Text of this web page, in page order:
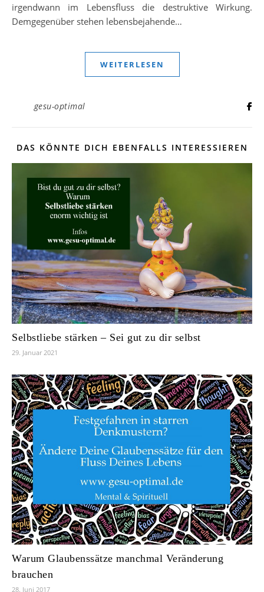
irgendwann im Lebensfluss die destruktive Wirkung.
Demgegenüber stehen lebensbejahende…
WEITERLESEN
gesu-optimal
DAS KÖNNTE DICH EBENFALLS INTERESSIEREN
Selbstliebe stärken – Sei gut zu dir selbst
29. Januar 2021
Warum Glaubenssätze manchmal Veränderung
brauchen
28. Juni 2017